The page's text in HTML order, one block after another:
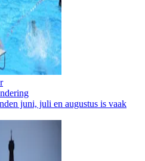
juni, juli en augustus is vaak